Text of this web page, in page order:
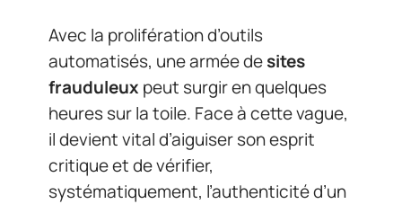
Avec la prolifération d’outils
automatisés, une armée desites
frauduleux peut surgir en quelques
heures sur la toile. Face à cette vague,
il devient vital d’aiguiser son esprit
critique et de vérifier,
systématiquement, l’authenticité d’un